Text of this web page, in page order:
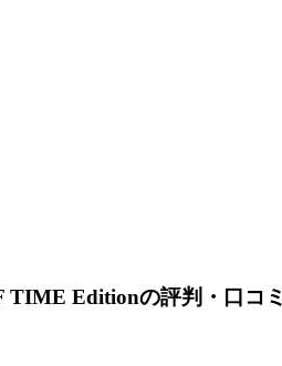
TIME Editionの評判・口コミ